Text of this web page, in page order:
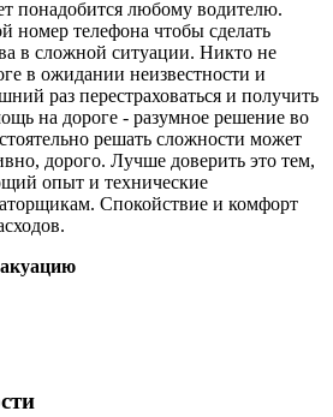
понадобится любому водителю.
номер телефона чтобы сделать
в сложной ситуации. Никто не
в ожидании неизвестности и
раз перестраховаться и получить
на дороге - разумное решение во
решать сложности может
дорого. Лучше доверить это тем,
опыт и технические
Спокойствие и комфорт